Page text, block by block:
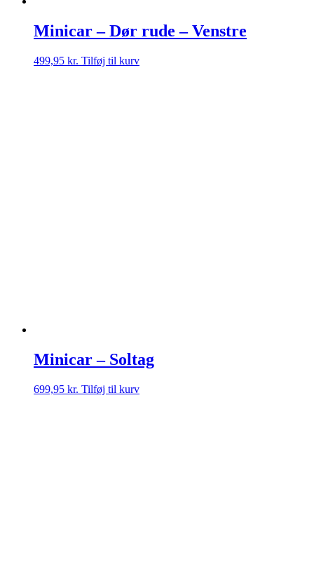
Minicar – Dør rude – Venstre
499,95 kr. Tilføj til kurv
Minicar – Soltag
699,95 kr. Tilføj til kurv